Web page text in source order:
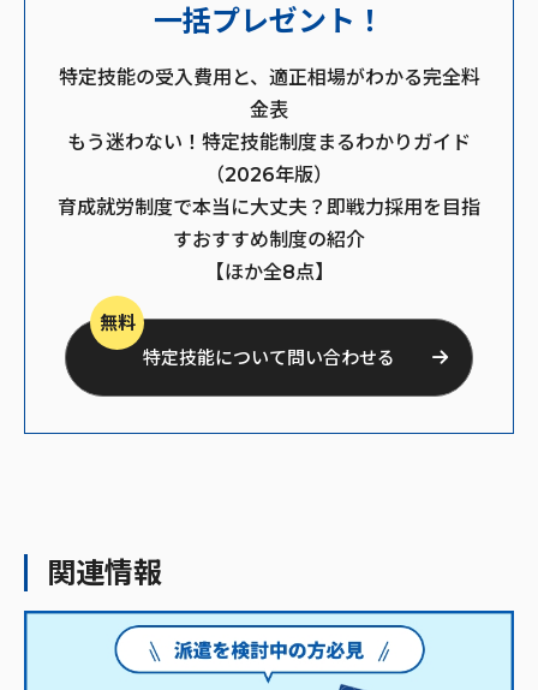
一括プレゼント！
特定技能の受入費用と、適正相場がわかる完全料
金表
もう迷わない！特定技能制度まるわかりガイド
（2026年版）
育成就労制度で本当に大丈夫？即戦力採用を目指
すおすすめ制度の紹介
【ほか全8点】
無料
特定技能について問い合わせる
関連情報